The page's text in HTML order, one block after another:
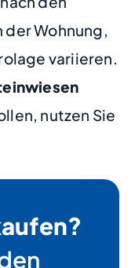
Wohnung,
variieren.
nutzen Sie